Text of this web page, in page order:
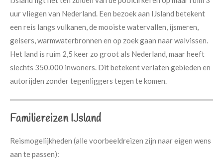
uur vliegen van Nederland. Een bezoek aan IJsland betekent
een reis langs vulkanen, de mooiste watervallen, ijsmeren,
geisers, warmwaterbronnen en op zoek gaan naar walvissen.
Het land is ruim 2,5 keer zo groot als Nederland, maar heeft
slechts 350.000 inwoners. Dit betekent verlaten gebieden en
autorijden zonder tegenliggers tegen te komen.
Familiereizen IJsland
Reismogelijkheden (alle voorbeeldreizen zijn naar eigen wens
aan te passen):